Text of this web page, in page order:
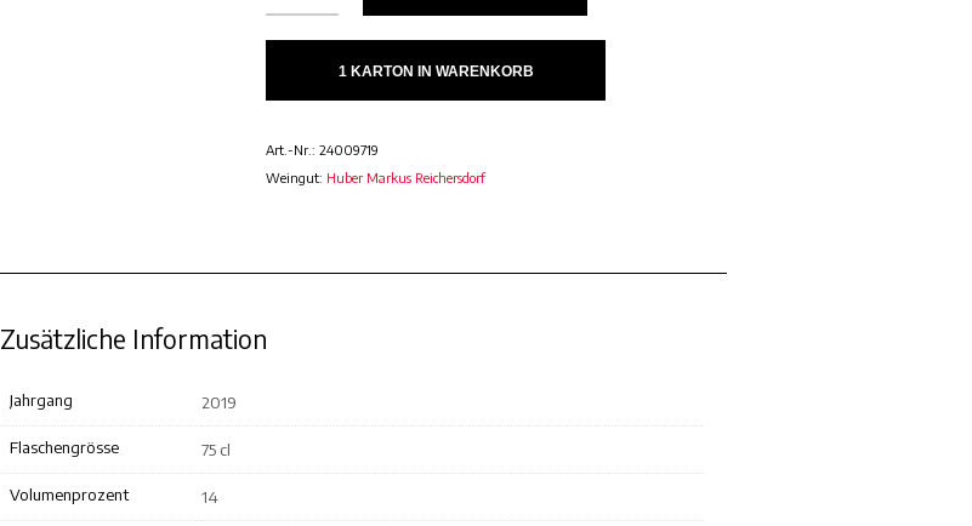
1 KARTON IN WARENKORB
Art.-Nr.: 24009719
Weingut: Huber Markus Reichersdorf
Zusätzliche Information
Jahrgang 2019
Flaschengrösse 75 cl
Volumenprozent 14